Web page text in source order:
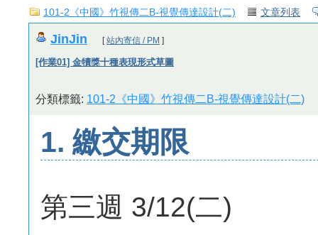
101-2《中國》竹視傳二B-視覺傳達設計(二) 文章列表
JinJin [站內寄信 / PM ]
[作業01] 金犢獎十種表現形式草圖
分類標籤: 101-2《中國》竹視傳二B-視覺傳達設計(二)
1. 繳交期限
第三週 3/12(二)